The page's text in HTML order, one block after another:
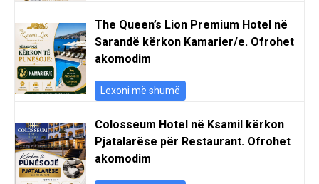
The Queen’s Lion Premium Hotel në
Sarandë kërkon Kamarier/e. Ofrohet
akomodim
Lexoni më shumë
Colosseum Hotel në Ksamil kërkon
Pjatalarëse për Restaurant. Ofrohet
akomodim